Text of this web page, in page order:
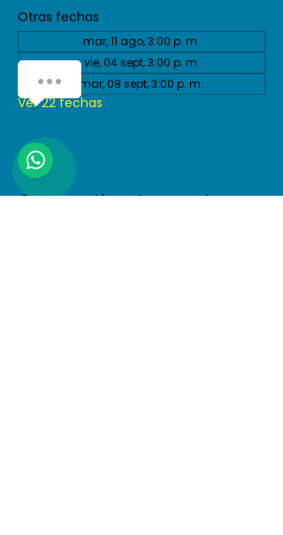
Otras fechas
mar, 11 ago, 3:00 p. m.
vie, 04 sept, 3:00 p. m.
mar, 08 sept, 3:00 p. m.
Ver 22 fechas
Compartir este evento